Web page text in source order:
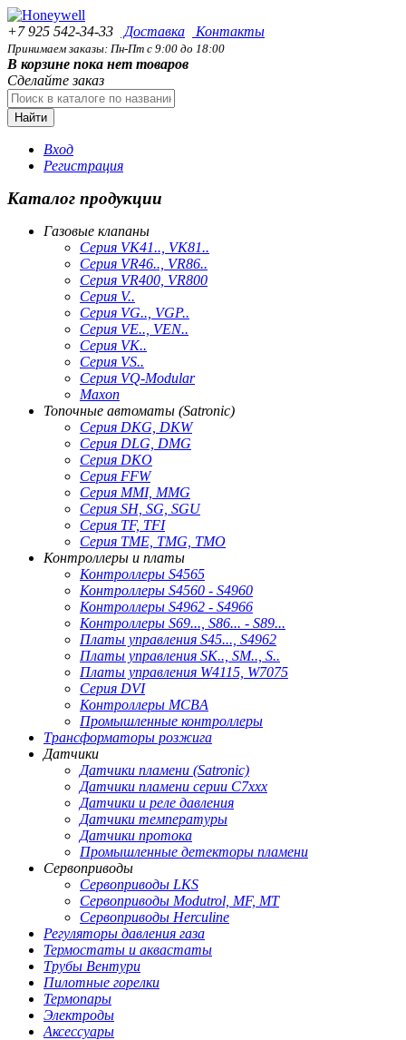
+7 925 542-34-33 Доставка Контакты
Принимаем заказы: Пн-Пт с 9:00 до 18:00
В корзине пока нет товаров
Сделайте заказ
Найти
Вход
Регистрация
Каталог продукции
Газовые клапаны
Серия VK41.., VK81..
Серия VR46.., VR86..
Серия VR400, VR800
Серия V..
Серия VG.., VGP..
Серия VE.., VEN..
Серия VK..
Серия VS..
Серия VQ-Modular
Maxon
Топочные автоматы (Satronic)
Серия DKG, DKW
Серия DLG, DMG
Серия DKO
Серия FFW
Серия MMI, MMG
Серия SH, SG, SGU
Серия TF, TFI
Серия TME, TMG, TMO
Контроллеры и платы
Контроллеры S4565
Контроллеры S4560 - S4960
Контроллеры S4962 - S4966
Контроллеры S69..., S86... - S89...
Платы управления S45..., S4962
Платы управления SK.., SM.., S..
Платы управления W4115, W7075
Серия DVI
Контроллеры MCBA
Промышленные контроллеры
Трансформаторы розжига
Датчики
Датчики пламени (Satronic)
Датчики пламени серии C7xxx
Датчики и реле давления
Датчики температуры
Датчики протока
Промышленные детекторы пламени
Сервоприводы
Сервоприводы LKS
Сервоприводы Modutrol, MF, MT
Сервоприводы Herculine
Регуляторы давления газа
Термостаты и аквастаты
Трубы Вентури
Пилотные горелки
Термопары
Электроды
Аксессуары